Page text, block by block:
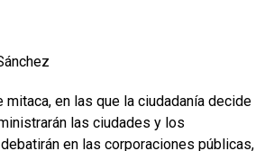
en las que la ciudadanía decide
las ciudades y los
en las corporaciones públicas,